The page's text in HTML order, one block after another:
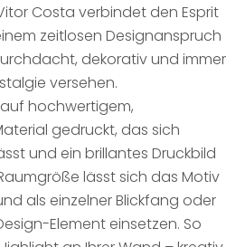
Costa verbindet den Esprit
zeitlosen Designanspruch
dekorativ und immer
versehen.
hochwertigem,
gedruckt, das sich
und ein brillantes Druckbild
lässt sich das Motiv
als einzelner Blickfang oder
Element einsetzen. So